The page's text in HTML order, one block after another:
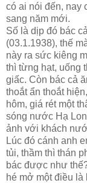
có ai nói đến,
sang năm mới.
Số là dịp đó bác
(03.1.1938), thế
này ra sức kiêng
thì từng hạt, uống
giấc. Còn bác cả
thoắt ẩn thoắt
hôm, giá rét một
sóng nước Hạ
ảnh với khách
Lúc đó cánh anh
tủi, thầm thì thán
bác được như
hé mở một điều là